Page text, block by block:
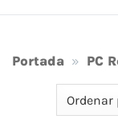
Portada » PC